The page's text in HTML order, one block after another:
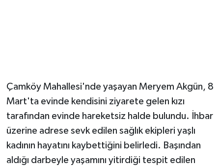
Çamköy Mahallesi'nde yaşayan Meryem Akgün, 8
Mart'ta evinde kendisini ziyarete gelen kızı
tarafından evinde hareketsiz halde bulundu. İhbar
üzerine adrese sevk edilen sağlık ekipleri yaşlı
kadının hayatını kaybettiğini belirledi. Başından
aldığı darbeyle yaşamını yitirdiği tespit edilen